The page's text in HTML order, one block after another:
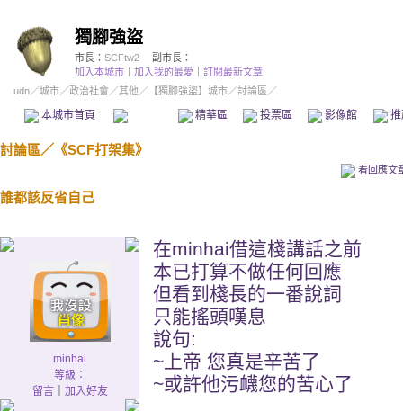
獨腳強盜
市長： SCFtw2
副市長：
加入本城市
加入我的最愛
訂閱最新文章
udn／城市／政治社會 ／其他 ／ 【獨腳強盜】城市／討論區／
本城市首頁 精華區 投票區 影像館
討論區／ 《SCF打架集》
看回應文
誰都該反省自己
minhai
等級：
留言｜ 加入好友
在minhai借這棧講話之前
本已打算不做任何回應
但看到棧長的一番說詞
只能搖頭嘆息
說句:
~上帝 您真是辛苦了
~或許他污衊您的苦心了